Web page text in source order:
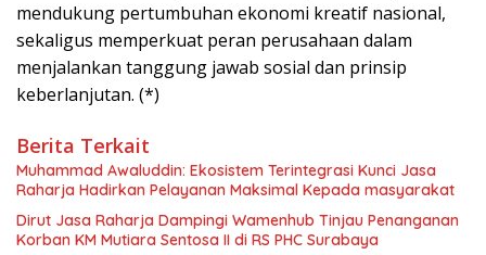
mendukung pertumbuhan ekonomi kreatif nasional,
sekaligus memperkuat peran perusahaan dalam
menjalankan tanggung jawab sosial dan prinsip
keberlanjutan. (*)
Berita Terkait
Muhammad Awaluddin: Ekosistem Terintegrasi Kunci Jasa
Raharja Hadirkan Pelayanan Maksimal Kepada masyarakat
Dirut Jasa Raharja Dampingi Wamenhub Tinjau Penanganan
Korban KM Mutiara Sentosa II di RS PHC Surabaya